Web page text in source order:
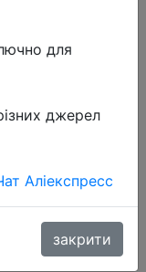
Sneaker
Shoes
Anti-
для
джерел
Аліекспресс
закрити